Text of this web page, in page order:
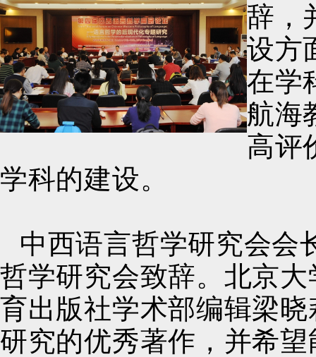
辞，
设方
在学
航海
高评
学科的建设。
中西语言哲学研究会会
哲学研究会致辞。北京
育出版社学术部编辑梁
研究的优秀著作，并希